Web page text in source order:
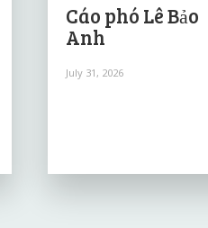
Cáo phó Lê Bảo
Anh
July 31, 2026